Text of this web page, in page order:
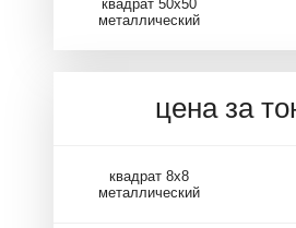
квадрат 50х50
металлический
цена за
квадрат 8х8
металлический